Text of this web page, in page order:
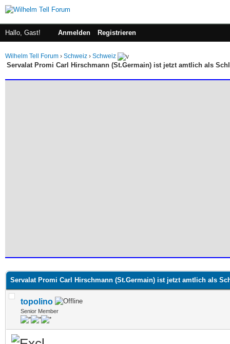
Hallo, Gast! Anmelden Registrieren
Wilhelm Tell Forum › Schweiz › Schweiz
Servalat Promi Carl Hirschmann (St.Germain) ist jetzt amtlich als
Servalat Promi Carl Hirschmann (St.Germain) ist jetzt amtlich als
topolino
Senior Member